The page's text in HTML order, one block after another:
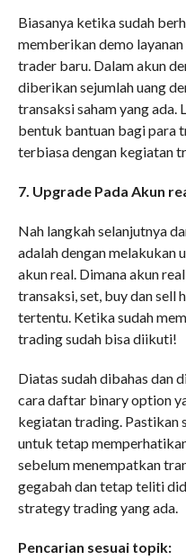
Biasanya ketika sudah
memberikan demo
trader baru. Dalam akun
diberikan sejumlah uang
transaksi saham yang ada.
bentuk bantuan bagi para
terbiasa dengan kegiatan
7. Upgrade Pada Akun
Nah langkah selanjutnya
adalah dengan melakukan
akun real. Dimana akun
transaksi, set, buy dan sell
tertentu. Ketika sudah
trading sudah bisa diikuti!
Diatas sudah dibahas dan
cara daftar binary option
kegiatan trading. Pastikan
untuk tetap
sebelum menempatkan
gegabah dan tetap teliti
strategy trading yang ada.
Pencarian sesuai topik: